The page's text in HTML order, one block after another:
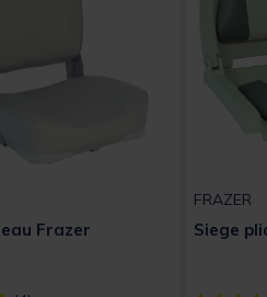
Frazer
FRAZER
Siege